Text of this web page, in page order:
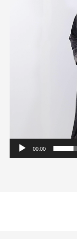
00:00